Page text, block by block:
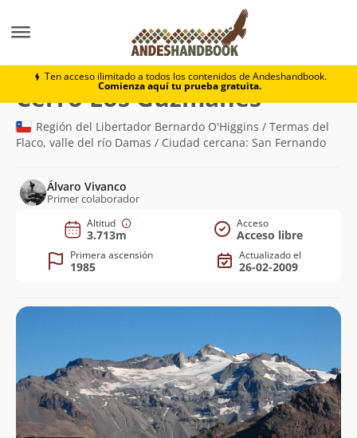
Ten acceso ilimitado a todos los contenidos de Andeshandbook.
Comienza aquí tu prueba gratuita.
Cerro Los Guzmanes
Cerro Los Guzmanes(3.713m)
Región del Libertador Bernardo O'Higgins / Termas del
Flaco, valle del río Damas / Ciudad cercana: San Fernando
Álvaro Vivanco
Primer colaborador
Altitud
3.713m
Acceso
Acceso libre
Primera ascensión
1985
Actualizado el
26-02-2009